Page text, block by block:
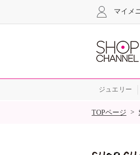
マイメ
ジュエリー
SALE
TOPページ >